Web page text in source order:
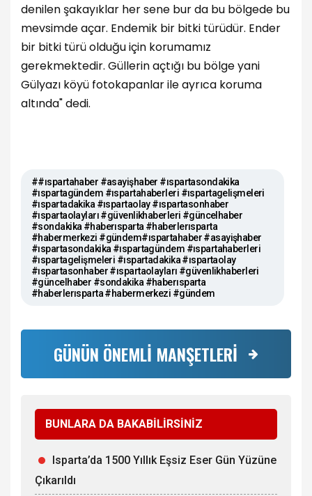
denilen şakayıklar her sene bur da bu bölgede bu
mevsimde açar. Endemik bir bitki türüdür. Ender
bir bitki türü olduğu için korumamız
gerekmektedir. Güllerin açtığı bu bölge yani
Gülyazı köyü fotokapanlar ile ayrıca koruma
altında" dedi.
##ıspartahaber #asayişhaber #ıspartasondakika
#ıspartagündem #ıspartahaberleri #ıspartagelişmeleri
#ıspartadakika #ıspartaolay #ıspartasonhaber
#ıspartaolayları #güvenlikhaberleri #güncelhaber
#sondakika #haberısparta #haberlerısparta
#habermerkezi #gündem#ıspartahaber #asayişhaber
#ıspartasondakika #ıspartagündem #ıspartahaberleri
#ıspartagelişmeleri #ıspartadakika #ıspartaolay
#ıspartasonhaber #ıspartaolayları #güvenlikhaberleri
#güncelhaber #sondakika #haberısparta
#haberlerısparta #habermerkezi #gündem
GÜNÜN ÖNEMLİ MANŞETLERİ
BUNLARA DA BAKABİLİRSİNİZ
Isparta’da 1500 Yıllık Eşsiz Eser Gün Yüzüne
Çıkarıldı